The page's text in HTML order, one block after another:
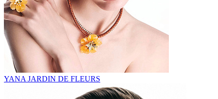
YANA JARDIN DE FLEURS